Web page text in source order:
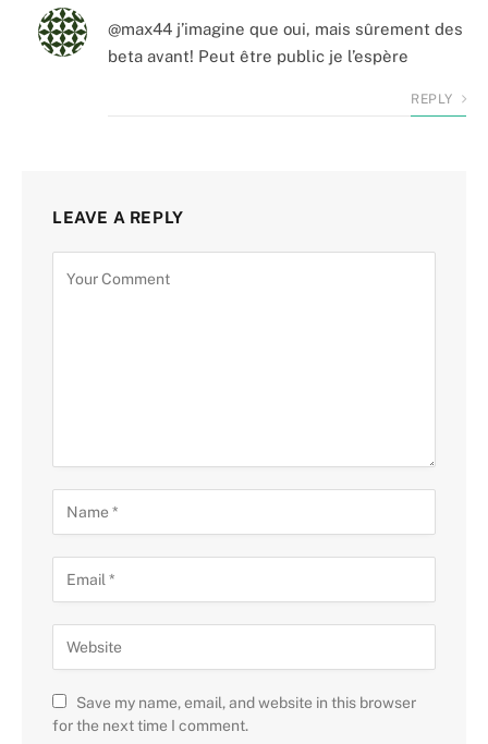
@max44 j’imagine que oui, mais sûrement des
beta avant! Peut être public je l’espère
REPLY
LEAVE A REPLY
Save my name, email, and website in this browser
for the next time I comment.